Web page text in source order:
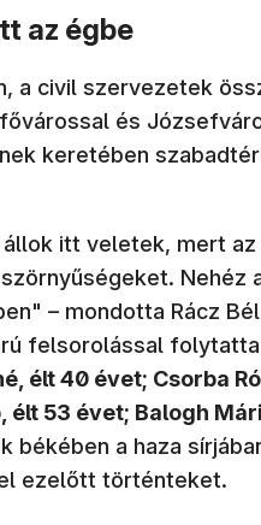
az égbe
a civil szervezetek
és
keretében
állok itt veletek, mert
Nehéz
– mondotta Rácz
felsorolással
élt 40 évet; Csorba
élt 53 évet; Balogh
békében a haza
ezelőtt történteket.